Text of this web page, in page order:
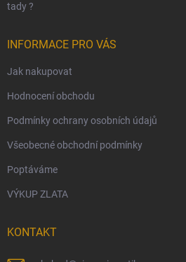
tady ?
INFORMACE PRO VÁS
Jak nakupovat
Hodnocení obchodu
Podmínky ochrany osobních údajů
Všeobecné obchodní podmínky
Poptáváme
VÝKUP ZLATA
KONTAKT